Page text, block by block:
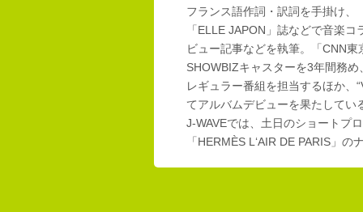
フランス語作詞・訳詞を手掛け、
「ELLE JAPON」誌などで音楽コ
ビュー記事などを執筆。「CNN東
SHOWBIZキャスターを3年間務め
レギュラー番組を担当するほか、
てアルバムデビューを果たしてい
J-WAVEでは、土日のショートプ
「HERMÈS L‘AIR DE PARIS」